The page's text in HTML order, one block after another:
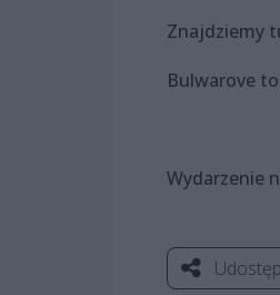
Znajdziemy
Bulwarove
Wydarzenie